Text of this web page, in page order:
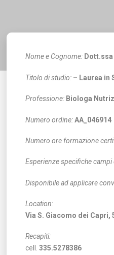
Nome e Cognome:Dott.ssa
Titolo di studio:– Laurea in
Professione:Biologa
Numero ordine:AA_046914
Numero ore formazione
Esperienze specifiche campi
Disponibile ad applicare
Location:
Via S. Giacomo dei Capri,
Recapiti:
cell. 335.5278386